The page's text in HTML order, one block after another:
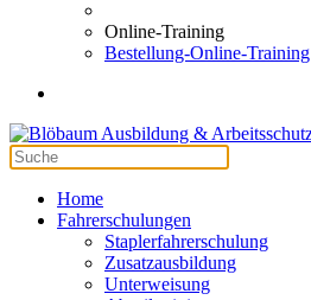
Online-Training
Bestellung-Online-Training
Home
Fahrerschulungen
Staplerfahrerschulung
Zusatzausbildung
Unterweisung